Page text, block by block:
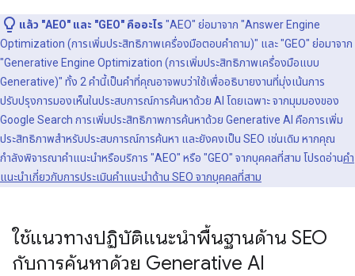
แล้ว "AEO" และ "GEO" คืออะไร "AEO" ย่อมาจาก "Answer Engine
Optimization (การเพิ่มประสิทธิภาพเครื่องมือตอบคำถาม)" และ "GEO" ย่อมาจาก
"Generative Engine Optimization (การเพิ่มประสิทธิภาพเครื่องมือแบบ
Generative)" ทั้ง 2 คำนี้เป็นคำที่คุณอาจพบว่าใช้เพื่ออธิบายงานที่มุ่งเน้นการ
ปรับปรุงการมองเห็นในประสบการณ์การค้นหาด้วย AI โดยเฉพาะ จากมุมมองของ
Google Search การเพิ่มประสิทธิภาพการค้นหาด้วย Generative AI คือการเพิ่ม
ประสิทธิภาพสำหรับประสบการณ์การค้นหา และยังคงเป็น SEO เช่นเดิม หากคุณ
กำลังพิจารณาคำแนะนำหรือบริการ "AEO" หรือ "GEO" จากบุคคลที่สาม โปรดอ่านคำ
แนะนำเกี่ยวกับการประเมินคำแนะนำด้าน SEO จากบุคคลที่สาม
ใช้แนวทางปฏิบัติแนะนำพื้นฐานด้าน SEO
กับการค้นหาด้วย Generative AI